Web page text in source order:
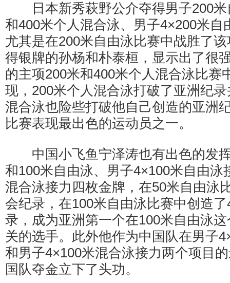
日本新秀萩野公介夺得男子200米
和400米个人混合泳、男子4×200米自
尤其是在200米自由泳比赛中战胜了
得银牌的孙杨和朴泰桓，显示出了很
的主项200米和400米个人混合泳比赛
现，200米个人混合泳打破了亚洲纪
混合泳也险些打破他自己创造的亚洲
比赛表现最出色的运动员之一。
中国小飞鱼宁泽涛也有出色的发
和100米自由泳、男子4×100米自由泳
混合泳接力四枚金牌，在50米自由泳
会纪录，在100米自由泳比赛中创造
录，成为亚洲第一个在100米自由泳
关的选手。此外他作为中国队在男子
和男子4×100米混合泳接力两个项目
国队夺金立下了头功。